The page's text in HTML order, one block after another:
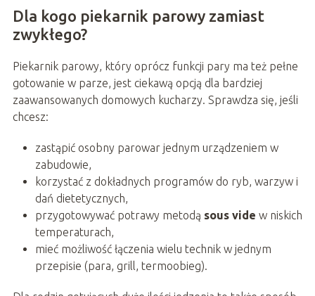
Dla kogo piekarnik parowy zamiast
zwykłego?
Piekarnik parowy, który oprócz funkcji pary ma też pełne
gotowanie w parze, jest ciekawą opcją dla bardziej
zaawansowanych domowych kucharzy. Sprawdza się, jeśli
chcesz:
zastąpić osobny parowar jednym urządzeniem w
zabudowie,
korzystać z dokładnych programów do ryb, warzyw i
dań dietetycznych,
przygotowywać potrawy metodą sous vide w niskich
temperaturach,
mieć możliwość łączenia wielu technik w jednym
przepisie (para, grill, termoobieg).